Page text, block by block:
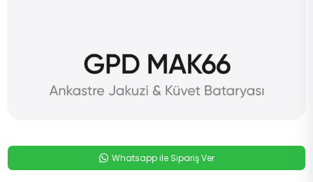
Whatsapp ile Sipariş Ver